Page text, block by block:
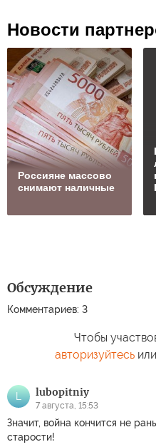
Новости
Россияне массово
снимают наличные
Обсуждение
Комментариев: 3
Чтобы
авторизуйтесьили
L lubopitniy
7 августа, 15:53
Значит, война кончится не
старости!